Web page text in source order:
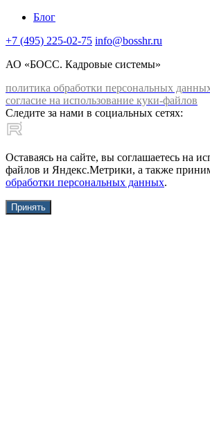
Блог
+7 (495) 225-02-75 info@bosshr.ru
АО «БОСС. Кадровые системы»
политика обработки персональных
согласие на использование куки-файлов
Следите за нами в социальных сетях:
Оставаясь на сайте, вы соглашаетесь на
файлов и Яндекс.Метрики, а также
обработки персональных данных.
Принять